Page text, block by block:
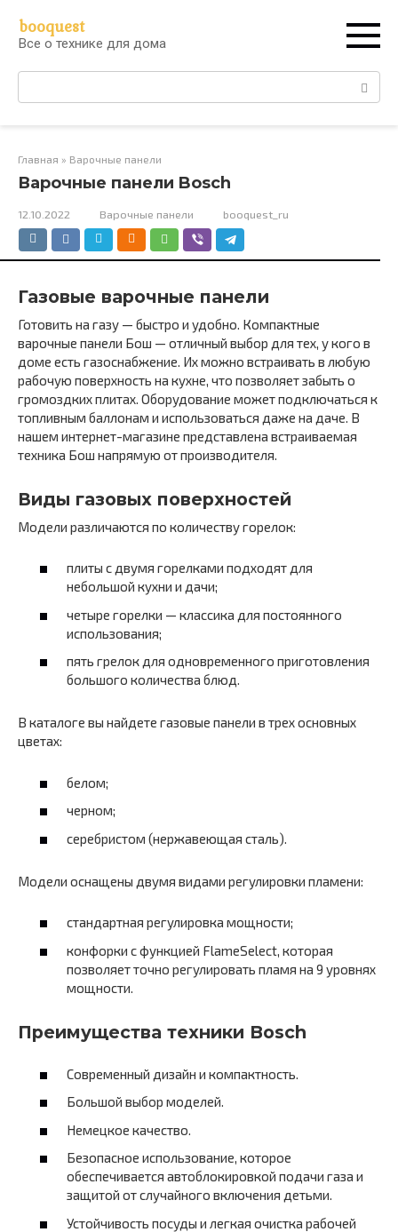
контенту
booquest
Все о технике для дома
Поиск:
Главная » Варочные панели
Варочные панели Bosch
12.10.2022 Варочные панели booquest_ru
Газовые варочные панели
Готовить на газу — быстро и удобно. Компактные
варочные панели Бош — отличный выбор для тех, у кого в
доме есть газоснабжение. Их можно встраивать в любую
рабочую поверхность на кухне, что позволяет забыть о
громоздких плитах. Оборудование может подключаться к
топливным баллонам и использоваться даже на даче. В
нашем интернет-магазине представлена встраиваемая
техника Бош напрямую от производителя.
Виды газовых поверхностей
Модели различаются по количеству горелок:
плиты с двумя горелками подходят для
небольшой кухни и дачи;
четыре горелки — классика для постоянного
использования;
пять грелок для одновременного приготовления
большого количества блюд.
В каталоге вы найдете газовые панели в трех основных
цветах:
белом;
черном;
серебристом (нержавеющая сталь).
Модели оснащены двумя видами регулировки пламени:
стандартная регулировка мощности;
конфорки с функцией FlameSelect, которая
позволяет точно регулировать пламя на 9 уровнях
мощности.
Преимущества техники Bosch
Современный дизайн и компактность.
Большой выбор моделей.
Немецкое качество.
Безопасное использование, которое
обеспечивается автоблокировкой подачи газа и
защитой от случайного включения детьми.
Устойчивость посуды и легкая очистка рабочей